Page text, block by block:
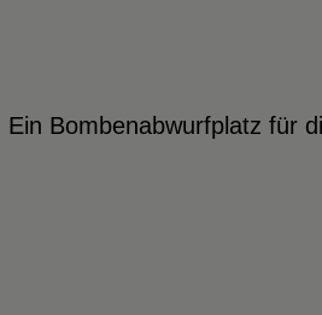
Bombenabwurfplatz für